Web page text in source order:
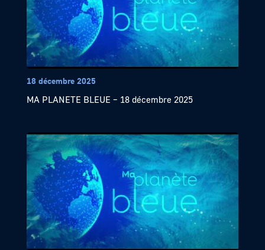
18 décembre 2025
MA PLANETE BLEUE – 18 décembre 2025